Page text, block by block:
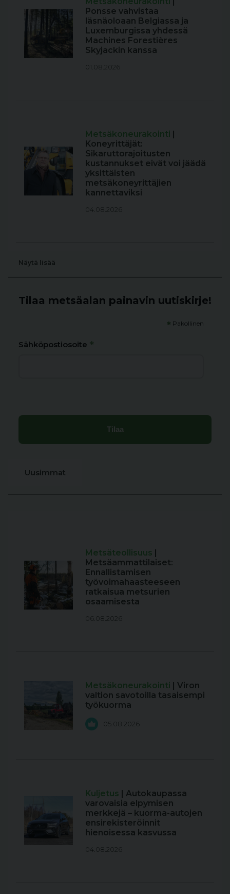
Ponsse vahvistaa
läsnäoloaan Belgiassa ja
Luxemburgissa yhdessä
Machines Forestières
Skyjackin kanssa
01.08.2026
Metsäkoneurakointi |
Koneyrittäjät:
Sikaruttorajoitusten
kustannukset eivät voi jäädä
yksittäisten
metsäkoneyrittäjien
kannettaviksi
04.08.2026
Näytä lisää
Tilaa metsäalan painavin uutiskirje!
* Pakollinen
Sähköpostiosoite *
Uusimmat
Metsäteollisuus |
Metsäammattilaiset:
Ennallistamisen
työvoimahaasteeseen
ratkaisua metsurien
osaamisesta
06.08.2026
Metsäkoneurakointi | Viron
valtion savotoilla tasaisempi
työkuorma
05.08.2026
Kuljetus | Autokaupassa
varovaisia elpymisen
merkkejä – kuorma-autojen
ensirekisteröinnit
hienoisessa kasvussa
04.08.2026